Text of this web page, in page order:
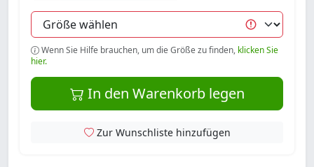
Wenn Sie Hilfe brauchen, um die Größe zu finden, klicken Sie
hier.
In den Warenkorb legen
Zur Wunschliste hinzufügen